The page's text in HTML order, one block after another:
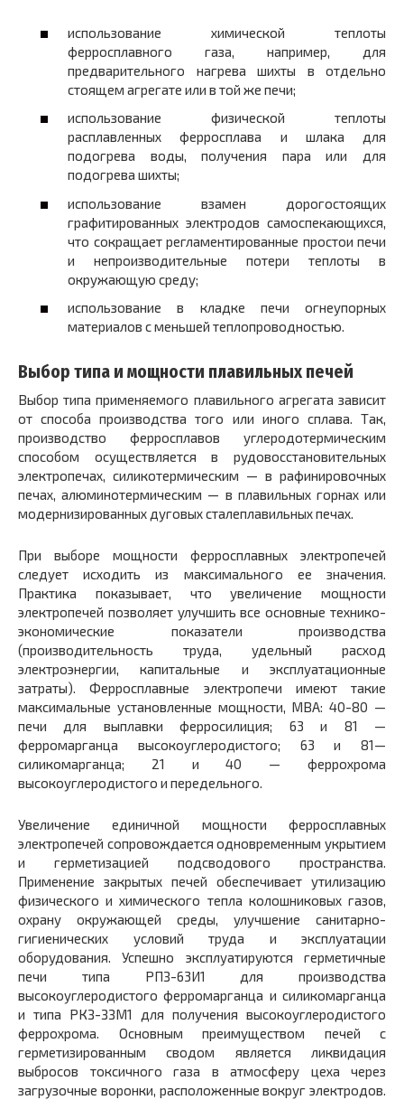
использование химической теплоты
ферросплавного газа, например, для
предварительного нагрева шихты в отдельно
стоящем агрегате или в той же печи;
использование физической теплоты
расплавленных ферросплава и шлака для
подогрева воды, получения пара или для
подогрева шихты;
использование взамен дорогостоящих
графитированных электродов самоспекающихся,
что сокращает регламентированные простои печи
и непроизводительные потери теплоты в
окружающую среду;
использование в кладке печи огнеупорных
материалов с меньшей теплопроводностью.
Выбор типа и мощности плавильных печей
Выбор типа применяемого плавильного агрегата зависит
от способа производства того или иного сплава. Так,
производство ферросплавов углеродотермическим
способом осуществляется в рудовосстановительных
электропечах, силикотермическим — в рафинировочных
печах, алюминотермическим — в плавильных горнах или
модернизированных дуговых сталеплавильных печах.
При выборе мощности ферросплавных электропечей
следует исходить из максимального ее значения.
Практика показывает, что увеличение мощности
электропечей позволяет улучшить все основные технико-
экономические показатели производства
(производительность труда, удельный расход
электроэнергии, капитальные и эксплуатационные
затраты). Ферросплавные электропечи имеют такие
максимальные установленные мощности, МВА: 40-80 —
печи для выплавки ферросилиция; 63 и 81 —
ферромарганца высокоуглеродистого; 63 и 81—
силикомарганца; 21 и 40 — феррохрома
высокоуглеродистого и передельного.
Увеличение единичной мощности ферросплавных
электропечей сопровождается одновременным укрытием
и герметизацией подсводового пространства.
Применение закрытых печей обеспечивает утилизацию
физического и химического тепла колошниковых газов,
охрану окружающей среды, улучшение санитарно-
гигиенических условий труда и эксплуатации
оборудования. Успешно эксплуатируются герметичные
печи типа РПЗ-63И1 для производства
высокоуглеродистого ферромарганца и силикомарганца
и типа РКЗ-ЗЗМ1 для получения высокоуглеродистого
феррохрома. Основным преимуществом печей с
герметизированным сводом является ликвидация
выбросов токсичного газа в атмосферу цеха через
загрузочные воронки, расположенные вокруг электродов.